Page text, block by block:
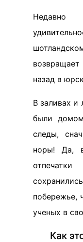
возвращает
назад в
В заливах и
были
следы,
норы! Да,
побережье,
ученых в
Как